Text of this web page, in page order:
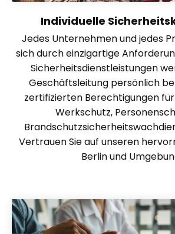
Individuelle
Jedes Unternehmen und jedes
sich durch einzigartige
Sicherheitsdienstleistungen
Geschäftsleitung persönlich
zertifizierten Berechtigungen
Werkschutz,
Vertrauen Sie auf unseren
Berlin und